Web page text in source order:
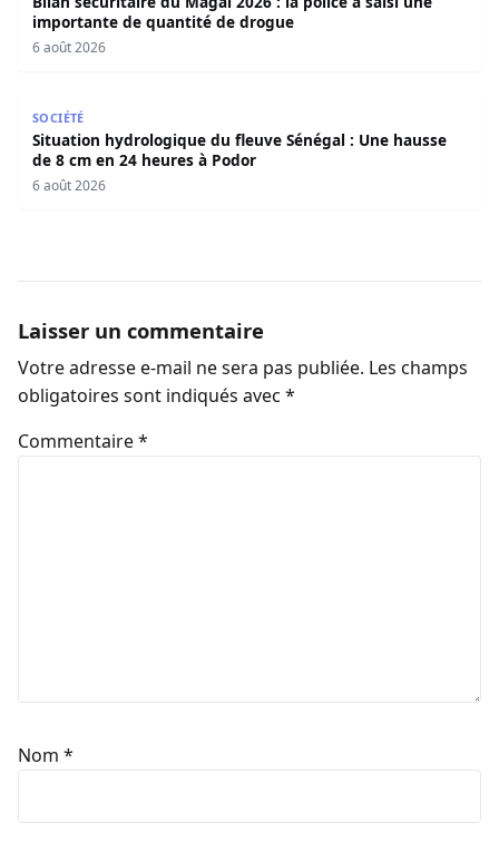
importante de quantité de drogue
6 août 2026
SOCIÉTÉ
Situation hydrologique du fleuve Sénégal : Une hausse
de 8 cm en 24 heures à Podor
6 août 2026
Laisser un commentaire
Votre adresse e-mail ne sera pas publiée. Les champs
obligatoires sont indiqués avec *
Commentaire*
Nom *